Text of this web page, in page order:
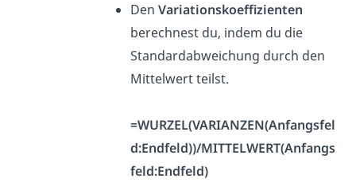
DenVariationskoeffizienten
berechnest du, indem du die
Standardabweichung durch den
Mittelwert teilst.
=WURZEL(VARIANZEN(Anfangsfel
d:Endfeld))/MITTELWERT(Anfangs
feld:Endfeld)